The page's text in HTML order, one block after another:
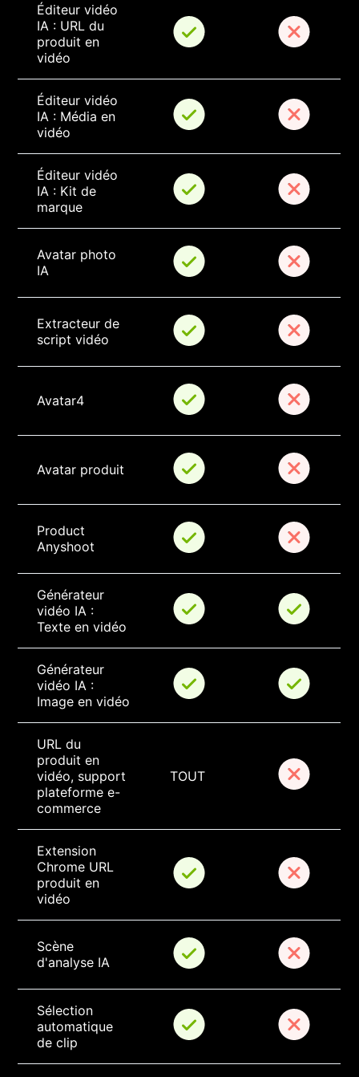
Éditeur vidéo
IA : URL du
produit en
vidéo
Éditeur vidéo
IA : Média en
vidéo
Éditeur vidéo
IA : Kit de
marque
Avatar photo
IA
Extracteur de
script vidéo
Avatar4
Avatar produit
Product
Anyshoot
Générateur
vidéo IA :
Texte en vidéo
Générateur
vidéo IA :
Image en vidéo
URL du
produit en
vidéo, support
plateforme e-
commerce
TOUT
Extension
Chrome URL
produit en
vidéo
Scène
d'analyse IA
Sélection
automatique
de clip